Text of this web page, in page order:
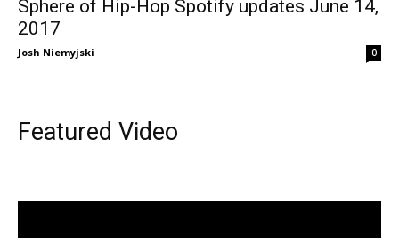
Sphere of Hip-Hop Spotify updates June 14,
2017
Josh Niemyjski 0
Featured Video